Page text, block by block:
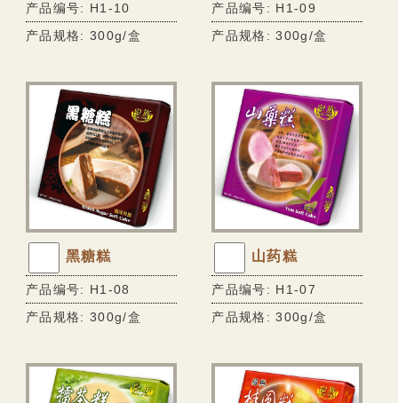
大福系列
巧克力披覆系列
棉花糖系列
甜蜜牛轧糖系列
传统糕饼系列
无糖专区
无糖纤饮
无糖饼干
无糖牛轧糖
产品编号: H1-10
产品规格: 300g/盒
产品编号: H1-09
产品规格: 300g/盒
黑糖糕
产品编号: H1-08
产品规格: 300g/盒
山药糕
产品编号: H1-07
产品规格: 300g/盒